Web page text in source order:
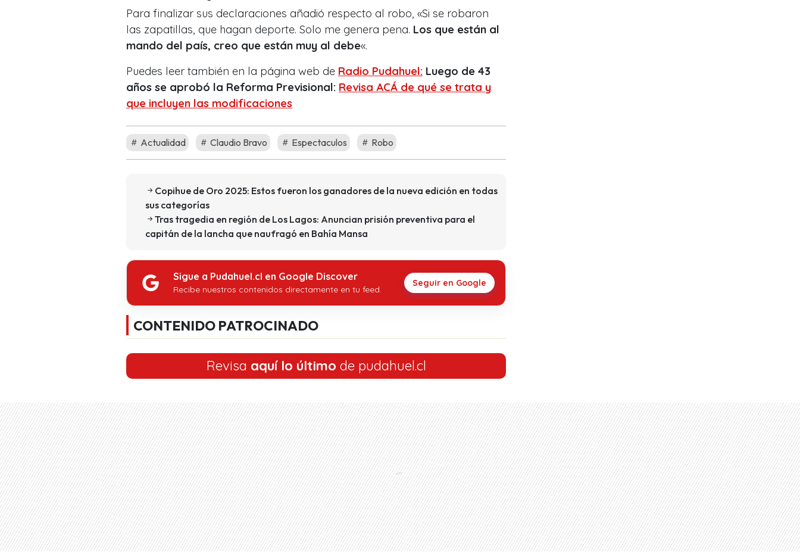
Para finalizar sus declaraciones añadió respecto al robo, «Si se robaron
las zapatillas, que hagan deporte. Solo me genera pena. Los que están al
mando del país, creo que están muy al debe«.
Puedes leer también en la página web de Radio Pudahuel: Luego de 43
años se aprobó la Reforma Previsional: Revisa ACÁ de qué se trata y
que incluyen las modificaciones
Actualidad Claudio Bravo Espectaculos Robo
Copihue de Oro 2025: Estos fueron los ganadores de la nueva edición en todas
sus categorías
Tras tragedia en región de Los Lagos: Anuncian prisión preventiva para el
capitán de la lancha que naufragó en Bahía Mansa
Sigue a Pudahuel.cl en Google Discover
Recibe nuestros contenidos directamente en tu feed.
Seguir en Google
CONTENIDO PATROCINADO
Revisa aquí lo último de pudahuel.cl